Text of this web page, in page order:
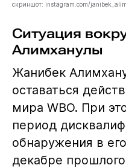
скриншот: instagram.com/
Ситуация
Алимханулы
Жанибек
оставаться
мира WBO. При
период
обнаружения в
декабре прошлого